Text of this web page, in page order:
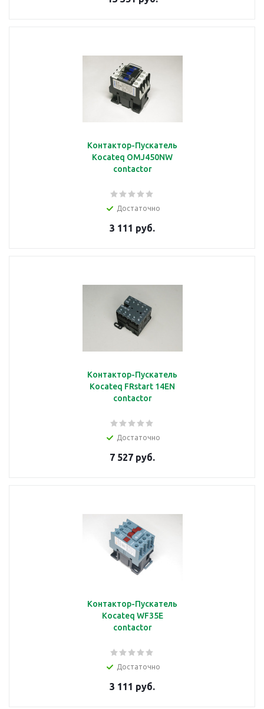
Контактор-Пускатель
Kocateq OMJ450NW
contactor
Достаточно
3 111 руб.
Контактор-Пускатель
Kocateq FRstart 14EN
contactor
Достаточно
7 527 руб.
Контактор-Пускатель
Kocateq WF35E
contactor
Достаточно
3 111 руб.